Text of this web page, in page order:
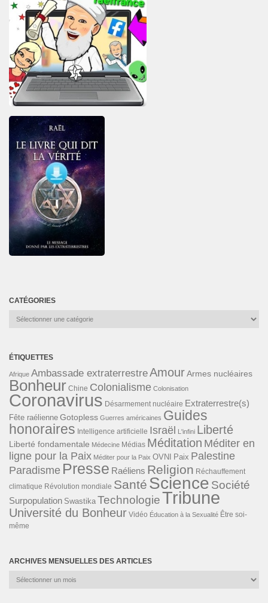
CATÉGORIES
Catégories
ÉTIQUETTES
Afrique Ambassade extraterrestreAmourArmes nucléaires
Bonheur Chine Colonialisme Colonisation
Coronavirus Désarmement nucléaire Extraterrestre(s)
Fête raélienne Gotopless Guerres américaines Guides
honoraires Intelligence artificielle Israël L'infini Liberté
Liberté fondamentale Médecine Médias Méditation Méditer en
ligne pour la Paix Méditer pour la Paix OVNI Paix Palestine
Paradisme Presse Raéliens Religion Réchauffement
climatique Révolution mondiale Santé Science Société
Surpopulation Swastika TechnologieTribune
Université du Bonheur Vidéo Éducation à la Sexualité Être soi-
même
ARCHIVES MENSUELLES DES ARTICLES
Archives